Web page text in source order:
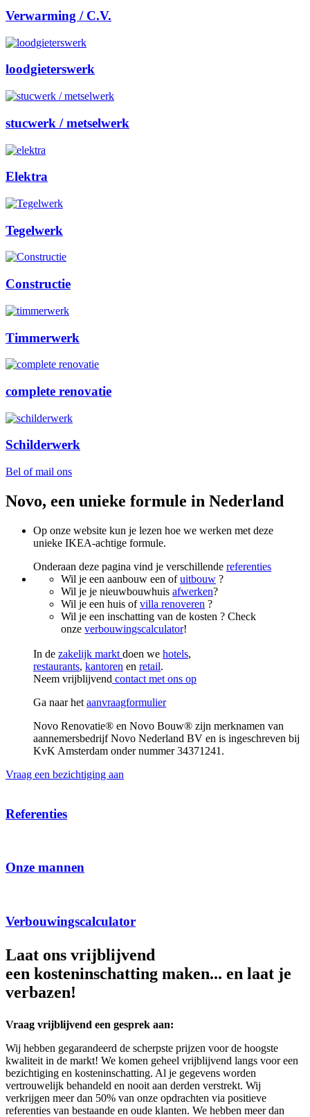
Verwarming / C.V.
loodgieterswerk
stucwerk / metselwerk
Elektra
Tegelwerk
Constructie
Timmerwerk
complete renovatie
Schilderwerk
Bel of mail ons
Novo, een unieke formule in Nederland
Op onze website kun je lezen hoe we werken met deze
unieke IKEA-achtige formule.
Onderaan deze pagina vind je verschillende referenties
Wil je een aanbouw een ofuitbouw ?
Wil je je nieuwbouwhuis afwerken?
Wil je een huis ofvilla renoveren ?
Wil je een inschatting van de kosten ? Check
onze verbouwingscalculator!
In de zakelijk markt doen we hotels,
restaurants, kantoren en retail.
Neem vrijblijvend contact met ons op
Ga naar het aanvraagformulier
Novo Renovatie® en Novo Bouw® zijn merknamen van
aannemersbedrijf Novo Nederland BV en is ingeschreven bij
KvK Amsterdam onder nummer 34371241.
Vraag een bezichtiging aan
Referenties
Onze mannen
Verbouwingscalculator
Laat ons vrijblijvend
een kosteninschatting maken... en laat je
verbazen!
Vraag vrijblijvend een gesprek aan:
Wij hebben gegarandeerd de scherpste prijzen voor de hoogste
kwaliteit in de markt! We komen geheel vrijblijvend langs voor een
bezichtiging en kosteninschatting. Al je gegevens worden
vertrouwelijk behandeld en nooit aan derden verstrekt. Wij
verkrijgen meer dan 50% van onze opdrachten via positieve
referenties van bestaande en oude klanten. We hebben meer dan